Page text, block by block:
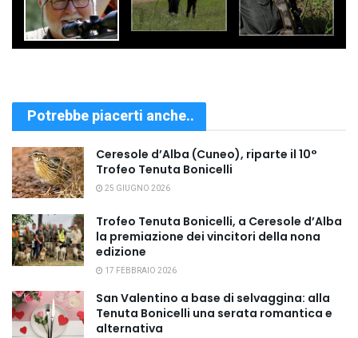
Potrebbe piacerti anche..
Ceresole d’Alba (Cuneo), riparte il 10°
Trofeo Tenuta Bonicelli
25 GIUGNO 2026
Trofeo Tenuta Bonicelli, a Ceresole d’Alba
la premiazione dei vincitori della nona
edizione
17 FEBBRAIO 2026
San Valentino a base di selvaggina: alla
Tenuta Bonicelli una serata romantica e
alternativa